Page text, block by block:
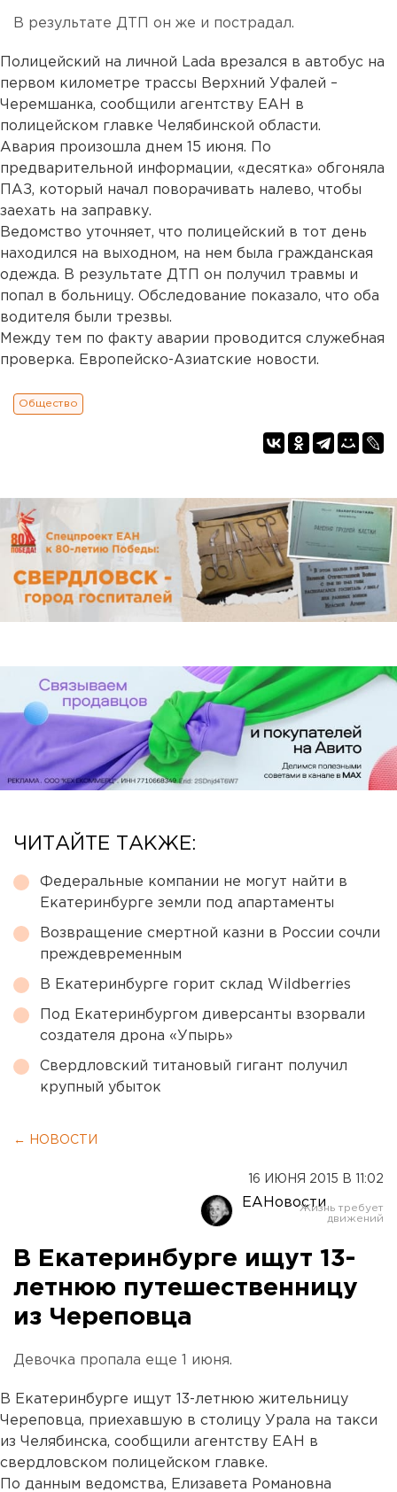
В результате ДТП он же и пострадал.
Полицейский на личной Lada врезался в автобус на
первом километре трассы Верхний Уфалей –
Черемшанка, сообщили агентству ЕАН в
полицейском главке Челябинской области.
Авария произошла днем 15 июня. По
предварительной информации, «десятка» обгоняла
ПАЗ, который начал поворачивать налево, чтобы
заехать на заправку.
Ведомство уточняет, что полицейский в тот день
находился на выходном, на нем была гражданская
одежда. В результате ДТП он получил травмы и
попал в больницу. Обследование показало, что оба
водителя были трезвы.
Между тем по факту аварии проводится служебная
проверка. Европейско-Азиатские новости.
Общество
ЧИТАЙТЕ ТАКЖЕ:
Федеральные компании не могут найти в
Екатеринбурге земли под апартаменты
Возвращение смертной казни в России сочли
преждевременным
В Екатеринбурге горит склад Wildberries
Под Екатеринбургом диверсанты взорвали
создателя дрона «Упырь»
Свердловский титановый гигант получил
крупный убыток
← НОВОСТИ
16 ИЮНЯ 2015 В 11:02
ЕАНовости
В Екатеринбурге ищут 13-
летнюю путешественницу
из Череповца
Девочка пропала еще 1 июня.
В Екатеринбурге ищут 13-летнюю жительницу
Череповца, приехавшую в столицу Урала на такси
из Челябинска, сообщили агентству ЕАН в
свердловском полицейском главке.
По данным ведомства, Елизавета Романовна